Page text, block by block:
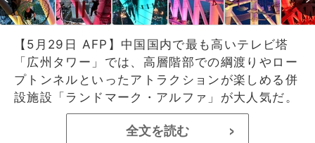
【5月29日 AFP】中国国内で最も高いテレビ塔
「広州タワー」では、高層階部での綱渡りやロー
プトンネルといったアトラクションが楽しめる併
設施設「ランドマーク・アルファ」が大人気だ。
全文を読む >